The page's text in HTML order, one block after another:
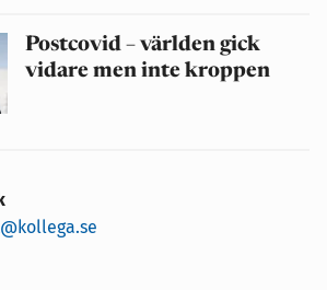
Postcovid – världen gick
vidare men inte kroppen